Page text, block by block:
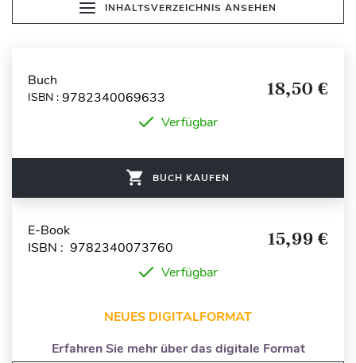
INHALTSVERZEICHNIS ANSEHEN
Buch
ISBN : 9782340069633 18,50 €
Verfügbar
BUCH KAUFEN
E-Book
ISBN : 9782340073760
15,99 €
Verfügbar
NEUES DIGITALFORMAT
Erfahren Sie mehr über das digitale Format